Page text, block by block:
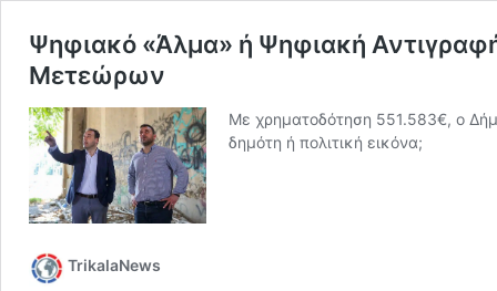
Ψηφιακό «Άλμα» ή Ψηφιακή
Μετεώρων
Με χρηματοδότηση 551.583€, ο
δημότη ή πολιτική εικόνα;
TrikalaNews